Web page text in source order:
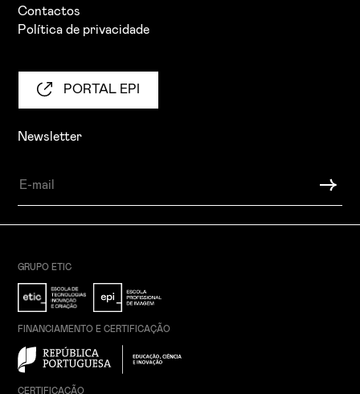
Contactos
Política de privacidade
PORTAL EPI
Newsletter
GRUPO ETIC
FINANCIAMENTO E CERTIFICAÇÃO
CERTIFICAÇÃO